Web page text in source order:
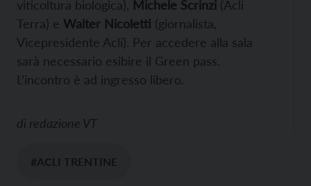
viticoltura biologica), Michele Scrinzi (Acli
Terra) e Walter Nicoletti (giornalista,
Vicepresidente Acli). Per accedere alla sala
sarà necessario esibire il Green pass.
L’incontro è ad ingresso libero.
di redazione VT
#ACLI TRENTINE